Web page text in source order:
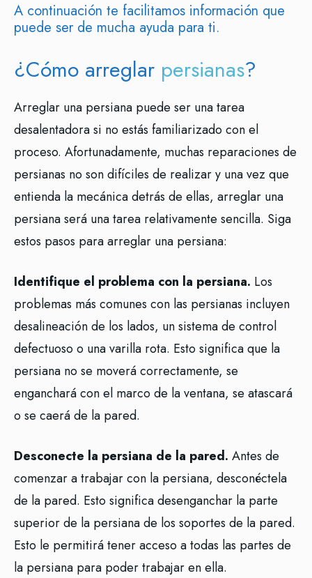
A continuación te facilitamos información que
puede ser de mucha ayuda para ti.
¿Cómo arreglar persianas?
Arreglar una persiana puede ser una tarea
desalentadora si no estás familiarizado con el
proceso. Afortunadamente, muchas reparaciones de
persianas no son difíciles de realizar y una vez que
entienda la mecánica detrás de ellas, arreglar una
persiana será una tarea relativamente sencilla. Siga
estos pasos para arreglar una persiana:
Identifique el problema con la persiana. Los
problemas más comunes con las persianas incluyen
desalineación de los lados, un sistema de control
defectuoso o una varilla rota. Esto significa que la
persiana no se moverá correctamente, se
enganchará con el marco de la ventana, se atascará
o se caerá de la pared.
Desconecte la persiana de la pared. Antes de
comenzar a trabajar con la persiana, desconéctela
de la pared. Esto significa desenganchar la parte
superior de la persiana de los soportes de la pared.
Esto le permitirá tener acceso a todas las partes de
la persiana para poder trabajar en ella.